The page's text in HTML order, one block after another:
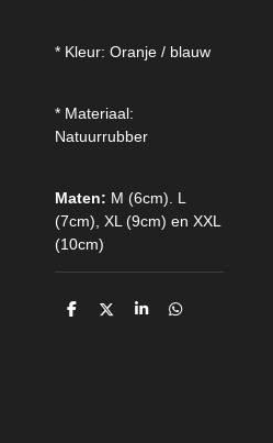
* Kleur: Oranje / blauw
* Materiaal:
Natuurrubber
Maten: M (6cm). L
(7cm), XL (9cm) en XXL
(10cm)
D
D
S
D